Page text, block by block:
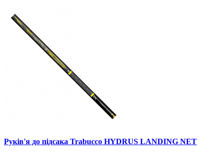
Руків'я до підсака Trabucco HYDRUS LANDING NET